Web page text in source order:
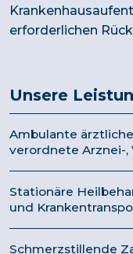
erforderlichen
Unsere
Ambulante
verordnete Arznei-,
Stationäre
und
Schmerzstillende